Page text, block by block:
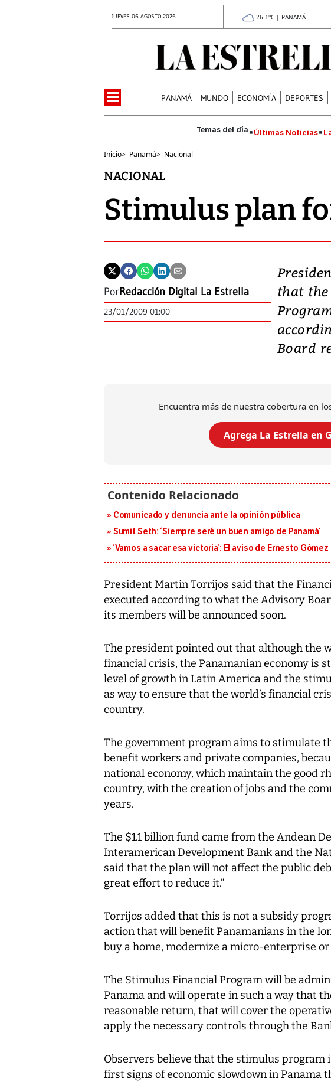
JUEVES 06 AGOSTO 2026 26.1°C | PANAMÁ
PANAMÁ MUNDO ECONOMÍA DEPORTES
Últimas Noticias
Inicio> Panamá> Nacional
NACIONAL
Stimulus plan
PorRedacción Digital La Estrella
23/01/2009 01:00
that
Board
Encuentra más de nuestra cobertura en
Agrega La Estrella en
Comunicado y denuncia ante la opinión pública
Sumit Seth: ‘Siempre seré un buen amigo de Panamá’
‘Vamos a sacar esa victoria’: El aviso de Ernesto
President Martin Torrijos said that the
executed according to what the Advisory
its members will be announced soon.
The president pointed out that although the
financial crisis, the Panamanian economy is
level of growth in Latin America and the
as way to ensure that the world’s financial
country.
The government program aims to stimulate
benefit workers and private companies,
national economy, which maintain the good
country, with the creation of jobs and the
years.
The $1.1 billion fund came from the Andean
Interamerican Development Bank and the
said that the plan will not affect the public
great effort to reduce it.”
Torrijos added that this is not a subsidy
action that will benefit Panamanians in the
buy a home, modernize a micro-enterprise
The Stimulus Financial Program will be
Panama and will operate in such a way that
reasonable return, that will cover the
apply the necessary controls through the
Observers believe that the stimulus program
first signs of economic slowdown in Panama